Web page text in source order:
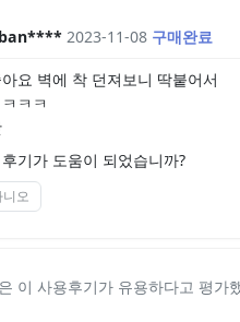
적인 사용기였어요. 그냥 보고 있
구 귀여워서 돈값하는 것 같아요.
서 아쉬운 하루였습니다.
ban**** 2023-11-08 구매완료
요 벽에 착 던져보니 딱붙어서
ㅋㅋ
기가 도움이 되었습니까?
니오
이 사용후기가 유용하다고 평가